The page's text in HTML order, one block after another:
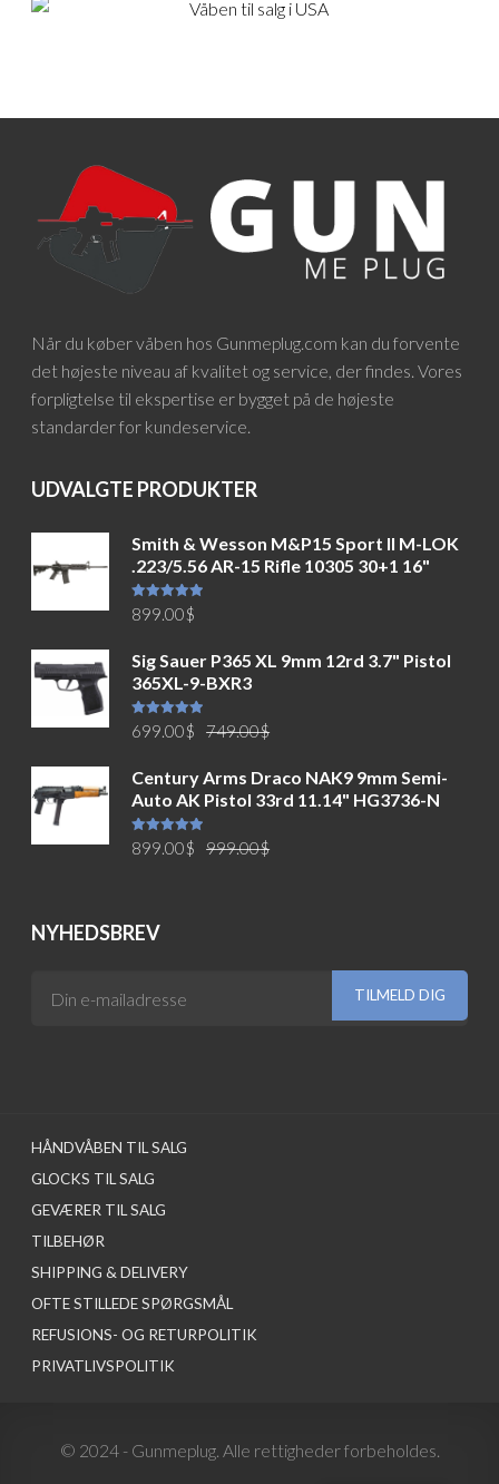
Når du køber våben hos Gunmeplug.com kan du forvente
det højeste niveau af kvalitet og service, der findes. Vores
forpligtelse til ekspertise er bygget på de højeste
standarder for kundeservice.
UDVALGTE PRODUKTER
Smith & Wesson M&P15 Sport II M-LOK
.223/5.56 AR-15 Rifle 10305 30+1 16"
Vurderet
5.00ud af
899.00$
Sig Sauer P365 XL 9mm 12rd 3.7" Pistol
365XL-9-BXR3
Vurderet
5.00ud af
749.00$
pris
var:
699.00$
pris
er:
Century Arms Draco NAK9 9mm Semi-
Auto AK Pistol 33rd 11.14" HG3736-N
Vurderet
5.00ud af
999.00$
899.00$
NYHEDSBREV
HÅNDVÅBEN TIL SALG
GLOCKS TIL SALG
GEVÆRER TIL SALG
TILBEHØR
SHIPPING & DELIVERY
OFTE STILLEDE SPØRGSMÅL
REFUSIONS- OG RETURPOLITIK
PRIVATLIVSPOLITIK
© 2024 - Gunmeplug. Alle rettigheder forbeholdes.